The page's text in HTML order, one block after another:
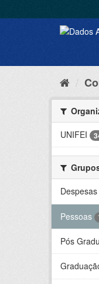
UNIFEI
Pessoas
Pós